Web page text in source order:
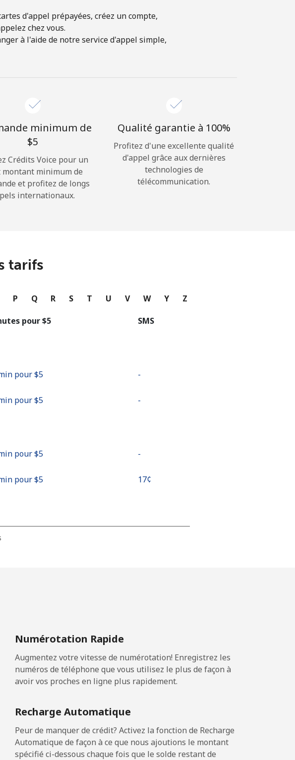
mot de passe →
d'appel prépayées, créez un compte,
chez vous.
à l'aide de notre service d'appel simple,
minimum de
⁦$5⁩
Crédits Voice pour un
minimum de
et profitez de longs
internationaux.
Qualité garantie à 100%
Profitez d'une excellente qualité
d'appel grâce aux dernières
technologies de
télécommunication.
tarifs
P Q R S T U V W Y Z
pour ⁦$5⁩ SMS
pour ⁦$5⁩ -
pour ⁦$5⁩ -
pour ⁦$5⁩ -
pour ⁦$5⁩ ⁦17¢⁩
pour ⁦$5⁩
pour ⁦$5⁩
pour ⁦$5⁩
Numérotation Rapide
Augmentez votre vitesse de numérotation! Enregistrez les
numéros de téléphone que vous utilisez le plus de façon à
avoir vos proches en ligne plus rapidement.
Recharge Automatique
Peur de manquer de crédit? Activez la fonction de Recharge
Automatique de façon à ce que nous ajoutions le montant
spécifié ci-dessous chaque fois que le solde restant de